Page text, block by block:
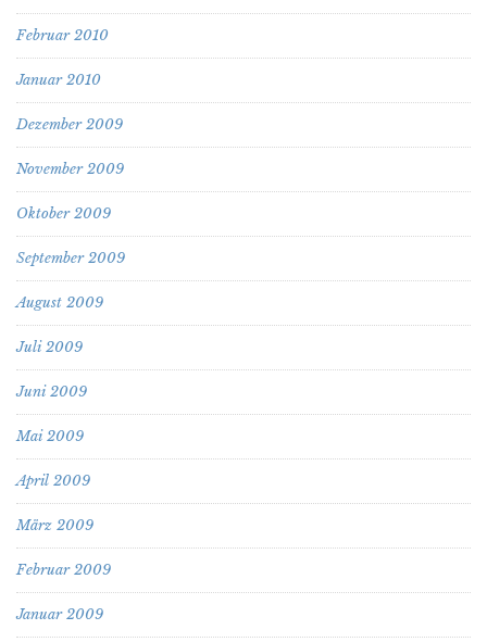
Februar 2010
Januar 2010
Dezember 2009
November 2009
Oktober 2009
September 2009
August 2009
Juli 2009
Juni 2009
Mai 2009
April 2009
März 2009
Februar 2009
Januar 2009